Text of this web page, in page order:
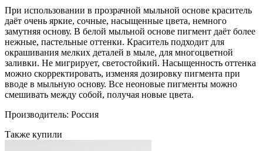
При использовании в прозрачной мыльной основе краситель
даёт очень яркие, сочные, насыщенные цвета, немного
замутняя основу. В белой мыльной основе пигмент даёт более
нежные, пастельные оттенки. Краситель подходит для
окрашивания мелких деталей в мыле, для многоцветной
заливки. Не мигрирует, светостойкий. Насыщенность оттенка
можно скорректировать, изменяя дозировку пигмента при
вводе в мыльную основу. Все неоновые пигменты можно
смешивать между собой, получая новые цвета.
Производитель: Россия
Также купили